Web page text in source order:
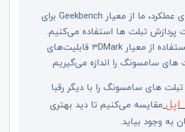
عملکرد، ما از معیار Geekbench برای
پردازش تبلت ها استفاده می‌کنیم.
از معیار 3DMark قابلیت‌های
های سامسونگ را اندازه می‌گیریم.
های سامسونگ را با دیگر رقبا
مقایسه می‌کنیم تا دید بهتری
به وجود بیاید.